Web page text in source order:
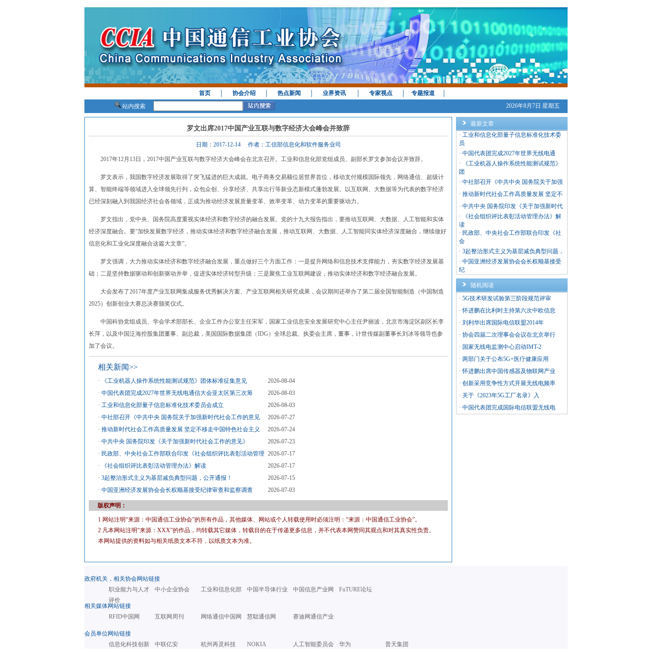
首页│ 协会介绍│ 热点新闻 业界资讯│ 专家视点│ 专题报道│
站内搜索
2026年8月7日 星期五
罗文出席2017中国产业互联与数字经济大会峰会并致辞
日期：2017-12-14 作者：工信部信息化和软件服务业司
2017年12月13日，2017中国产业互联与数字经济大会峰会在北京召开。工业和信息化部党组成员、副部长罗文参加会议并致辞。
罗文表示，我国数字经济发展取得了突飞猛进的巨大成就。电子商务交易额位居世界首位，移动支付规模国际领先，网络通信、超级计
算、智能终端等领域进入全球领先行列，众包众创、分享经济、共享出行等新业态新模式蓬勃发展。以互联网、大数据等为代表的数字经济
已经深刻融入到我国经济社会各领域，正成为推动经济发展质量变革、效率变革、动力变革的重要驱动力。
罗文指出，党中央、国务院高度重视实体经济和数字经济的融合发展。党的十九大报告指出，要推动互联网、大数据、人工智能和实体
经济深度融合。要“加快发展数字经济，推动实体经济和数字经济融合发展，推动互联网、大数据、人工智能同实体经济深度融合，继续做好
信息化和工业化深度融合这篇大文章”。
罗文强调，大力推动实体经济和数字经济融合发展，重点做好三个方面工作：一是提升网络和信息技术支撑能力，夯实数字经济发展基
础；二是坚持数据驱动和创新驱动并举，促进实体经济转型升级；三是聚焦工业互联网建设，推动实体经济和数字经济融合发展。
大会发布了2017年度产业互联网集成服务优秀解决方案、产业互联网相关研究成果，会议期间还举办了第二届全国智能制造（中国制造
2025）创新创业大赛总决赛颁奖仪式。
中国科协党组成员、学会学术部部长、企业工作办公室主任宋军，国家工业信息安全发展研究中心主任尹丽波，北京市海淀区副区长李
长萍，以及中国泛海控股集团董事、副总裁，美国国际数据集团（IDG）全球总裁、执委会主席，董事，计世传媒副董事长刘冰等领导也参
加了会议。
相关新闻>>
· 《工业机器人操作系统性能测试规范》团体标准征集意见
2026-08-04
· 中国代表团完成2027年世界无线电通信大会亚太区第三次筹
2026-08-03
· 工业和信息化部量子信息标准化技术委员会成立
2026-08-03
· 中社部召开《中共中央 国务院关于加强新时代社会工作的意见
2026-07-27
· 推动新时代社会工作高质量发展 坚定不移走中国特色社会主义
2026-07-24
· 中共中央 国务院印发《关于加强新时代社会工作的意见》
2026-07-23
· 民政部、中央社会工作部联合印发《社会组织评比表彰活动管理 2026-07-17
·
《社会组织评比表彰活动管理办法》解读
2026-07-17
· 3起整治形式主义为基层减负典型问题，公开通报！
2026-07-15
· 中国亚洲经济发展协会会长权顺基接受纪律审查和监察调查 2026-07-03
版权声明：
1 网站注明“来源：中国通信工业协会”的所有作品，其他媒体、网站或个人转载使用时必须注明：“来源：中国通信工业协会”。
2 凡本网站注明“来源：XXX”的作品，均转载其它媒体，转载目的在于传递更多信息，并不代表本网赞同其观点和对其真实性负责。
本网站提供的资料如与相关纸质文本不符，以纸质文本为准。
最新文章
· 工业和信息化部量子信息标准化技术委
员
· 中国代表团完成2027年世界无线电通
·
《工业机器人操作系统性能测试规范》
团
· 中社部召开《中共中央 国务院关于加强
· 推动新时代社会工作高质量发展 坚定不
· 中共中央 国务院印发《关于加强新时代
·
《社会组织评比表彰活动管理办法》解
读
· 民政部、中央社会工作部联合印发《社
会
· 3起整治形式主义为基层减负典型问题，
· 中国亚洲经济发展协会会长权顺基接受
纪
随机阅读
· 5G技术研发试验第三阶段规范评审
·怀进鹏在比利时主持第六次中欧信息
· 刘利华出席国际电信联盟2014年
· 协会四届二次理事会会议在北京举行
· 国家无线电监测中心启动IMT-2
· 两部门关于公布5G+医疗健康应用
·怀进鹏出席中国传感器及物联网产业
· 创新采用竞争性方式开展无线电频率
· 关于《2023年5G工厂名录》入
· 中国代表团完成国际电信联盟无线电
政府机关，相关协会网站链接
职业能力与人才
评价
中小企业协会 工业和信息化部 中国半导体行业 中国信息产业网 FuTURE论坛
相关媒体网站链接
RFID中国网
互联网周刊 网络通信中国网 慧聪通信网 赛迪网通信产业
会员单位网站链接
信息化科技创新
中联亿安 杭州再灵科技 NOKIA 人工智能委员会 华为 普天集团